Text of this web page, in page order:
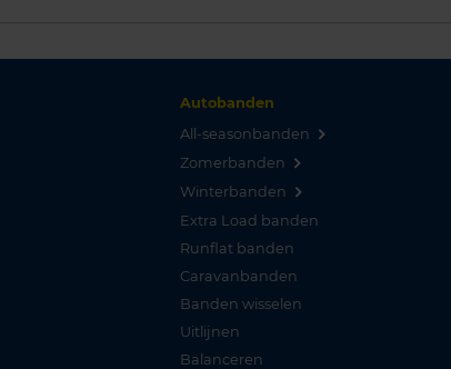
Autobanden
All-seasonbanden
Zomerbanden
Winterbanden
Extra Load banden
Runflat banden
Caravanbanden
Banden wisselen
Uitlijnen
Balanceren